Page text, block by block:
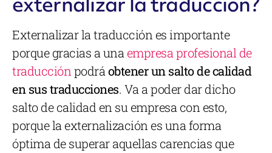
Externalizar la traducción es importante
porque gracias a unaempresa profesional de
traducciónpodráobtener un salto de calidad
en sus traducciones. Va a poder dar dicho
salto de calidad en su empresa con esto,
porque la externalización es una forma
óptima de superar aquellas carencias que